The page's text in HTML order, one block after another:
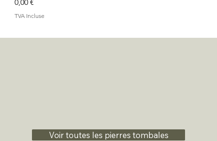
0,00 €
TVA Incluse
Voir toutes les pierres tombales